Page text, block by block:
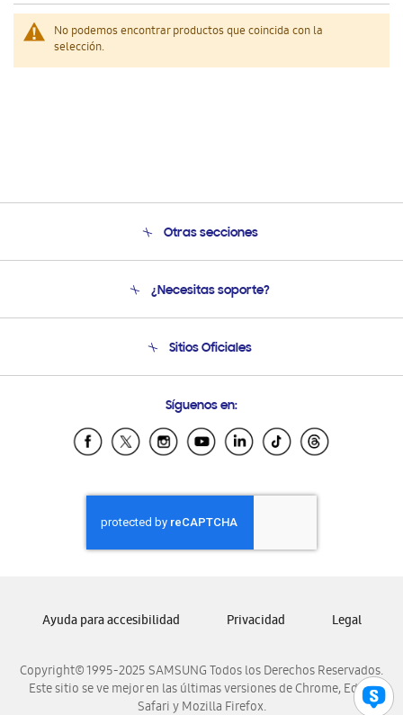
No podemos encontrar productos que coincida con la
selección.
Otras secciones
Soporte
Condiciones de Compra
¿Necesitas soporte?
Soporte vía eMail
Sitios Oficiales
Samsung Ecuador
Samsung El Salvador
Samsung Honduras
Samsung Nicaragua
Samsung Panamá
Samsung Venezuela
Síguenos en:
Copyright© 1995-2025 SAMSUNG Todos los Derechos Reservados.
Este sitio se ve mejor en las últimas versiones de Chrome, Edge,
Safari y Mozilla Firefox.
Ayuda para accesibilidad Privacidad Legal